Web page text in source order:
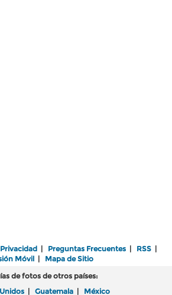
Privacidad | Preguntas Frecuentes | RSS |
Móvil| Mapa de Sitio
de fotos de otros países:
| Guatemala | México